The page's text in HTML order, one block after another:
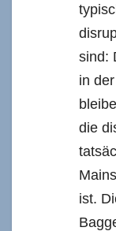
sind:
in
die
ist.